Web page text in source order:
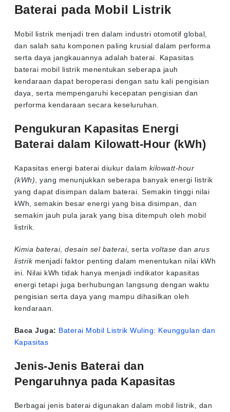
Baterai pada Mobil Listrik
Mobil listrik menjadi tren dalam industri otomotif global,
dan salah satu komponen paling krusial dalam performa
serta daya jangkauannya adalah baterai. Kapasitas
baterai mobil listrik menentukan seberapa jauh
kendaraan dapat beroperasi dengan satu kali pengisian
daya, serta mempengaruhi kecepatan pengisian dan
performa kendaraan secara keseluruhan.
Pengukuran Kapasitas Energi
Baterai dalam Kilowatt-Hour (kWh)
Kapasitas energi baterai diukur dalam kilowatt-hour
(kWh) , yang menunjukkan seberapa banyak energi listrik
yang dapat disimpan dalam baterai. Semakin tinggi nilai
kWh, semakin besar energi yang bisa disimpan, dan
semakin jauh pula jarak yang bisa ditempuh oleh mobil
listrik.
Kimia baterai,desain sel baterai, sertavoltase danarus
listrikmenjadi faktor penting dalam menentukan nilai kWh
ini. Nilai kWh tidak hanya menjadi indikator kapasitas
energi tetapi juga berhubungan langsung dengan waktu
pengisian serta daya yang mampu dihasilkan oleh
kendaraan.
Baca Juga: Baterai Mobil Listrik Wuling: Keunggulan dan
Kapasitas
Jenis-Jenis Baterai dan
Pengaruhnya pada Kapasitas
Berbagai jenis baterai digunakan dalam mobil listrik, dan